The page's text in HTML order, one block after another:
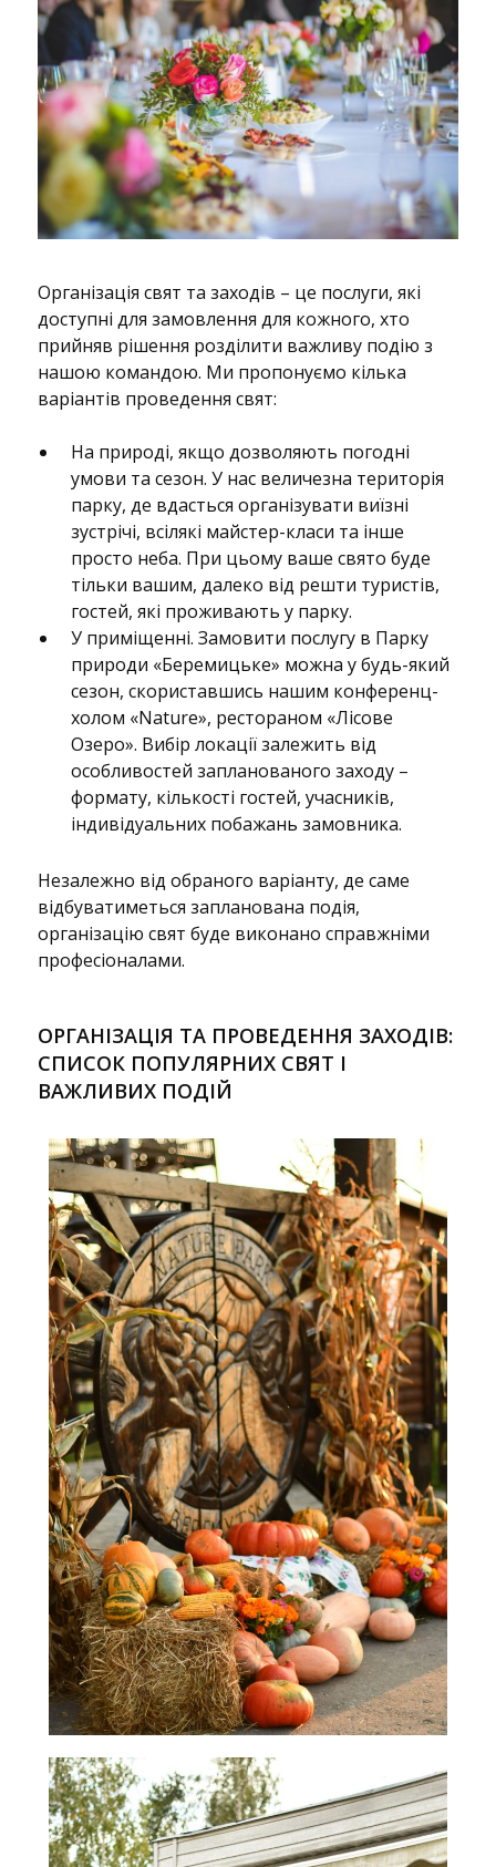
Організація свят та заходів – це послуги, які
доступні для замовлення для кожного, хто
прийняв рішення розділити важливу подію з
нашою командою. Ми пропонуємо кілька
варіантів проведення свят:
На природі, якщо дозволяють погодні
умови та сезон. У нас величезна територія
парку, де вдасться організувати виїзні
зустрічі, всілякі майстер-класи та інше
просто неба. При цьому ваше свято буде
тільки вашим, далеко від решти туристів,
гостей, які проживають у парку.
У приміщенні. Замовити послугу в Парку
природи «Беремицьке» можна у будь-який
сезон, скориставшись нашим конференц-
холом «Nature», рестораном «Лісове
Озеро». Вибір локації залежить від
особливостей запланованого заходу –
формату, кількості гостей, учасників,
індивідуальних побажань замовника.
Незалежно від обраного варіанту, де саме
відбуватиметься запланована подія,
організацію свят буде виконано справжніми
професіоналами.
ОРГАНІЗАЦІЯ ТА ПРОВЕДЕННЯ ЗАХОДІВ:
СПИСОК ПОПУЛЯРНИХ СВЯТ І
ВАЖЛИВИХ ПОДІЙ